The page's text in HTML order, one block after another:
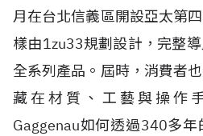
月在台北信義區開設亞太第
樣由1zu33規劃設計，完整
全系列產品。屆時，消費者
藏在材質、工藝與操作
Gaggenau如何透過340多